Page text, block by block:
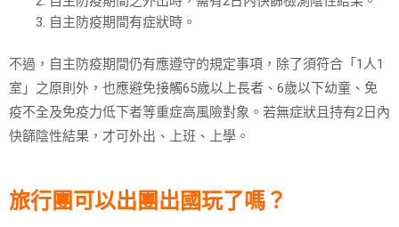
自主防疫期間有症狀時。
不過，自主防疫期間仍有應遵守的規定事項，除了須符合「1人1
室」之原則外，也應避免接觸65歲以上長者、6歲以下幼童、免
疫不全及免疫力低下者等重症高風險對象。若無症狀且持有2日內
快篩陰性結果，才可外出、上班、上學。
旅行團可以出團出國玩了嗎？